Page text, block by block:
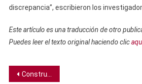
discrepancia”, escribieron los
Este artículo es una traducción de otro
Puedes leer el texto original haciendo clic
Navegación
Construcciones de piedra en Arabia Saudí pueden ser los monumentos más antiguos del mundo